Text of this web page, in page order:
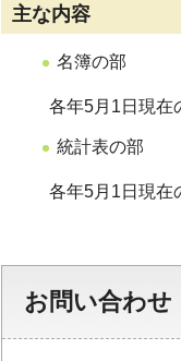
主な内容
名簿の部
各年5月1日現在の
統計表の部
各年5月1日現在の
お問い合わせ